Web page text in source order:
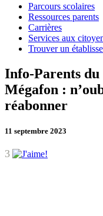
Parcours scolaires
Ressources parents
Carrières
Services aux
Trouver un
Info-Parents du
Mégafon :
réabonner
11 septembre 2023
3